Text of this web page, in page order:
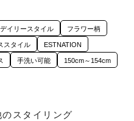
デイリースタイル フラワー柄
スタイル ESTNATION
手洗い可能 150cm～154cm
スタイリング